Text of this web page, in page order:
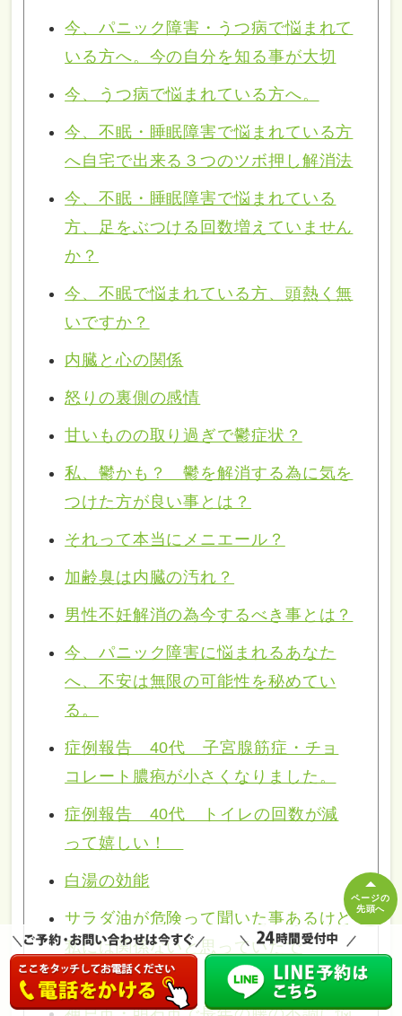
今、パニック障害・うつ病で悩まれて
いる方へ。今の自分を知る事が大切
今、うつ病で悩まれている方へ。
今、不眠・睡眠障害で悩まれている方
へ自宅で出来る３つのツボ押し解消法
今、不眠・睡眠障害で悩まれている
方、足をぶつける回数増えていません
か？
今、不眠で悩まれている方、頭熱く無
いですか？
内臓と心の関係
怒りの裏側の感情
甘いものの取り過ぎで鬱症状？
私、鬱かも？ 鬱を解消する為に気を
つけた方が良い事とは？
それって本当にメニエール？
加齢臭は内臓の汚れ？
男性不妊解消の為今するべき事とは？
今、パニック障害に悩まれるあなた
へ、不安は無限の可能性を秘めてい
る。
症例報告 40代 子宮腺筋症・チョ
コレート膿疱が小さくなりました。
症例報告 40代 トイレの回数が減
って嬉しい！
白湯の効能
サラダ油が危険って聞いた事あるけど
私には関係ないと思っていたで
も・・・
ページの
先頭へ